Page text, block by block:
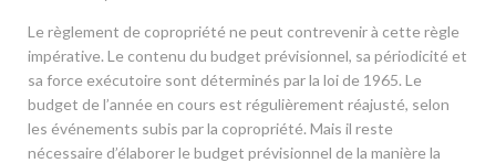
Le règlement de copropriété ne peut contrevenir à cette règle
impérative. Le contenu du budget prévisionnel, sa périodicité et
sa force exécutoire sont déterminés par la loi de 1965. Le
budget de l’année en cours est régulièrement réajusté, selon
les événements subis par la copropriété. Mais il reste
nécessaire d’élaborer le budget prévisionnel de la manière la